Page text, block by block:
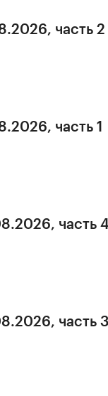
часть 2
часть 1
часть
часть